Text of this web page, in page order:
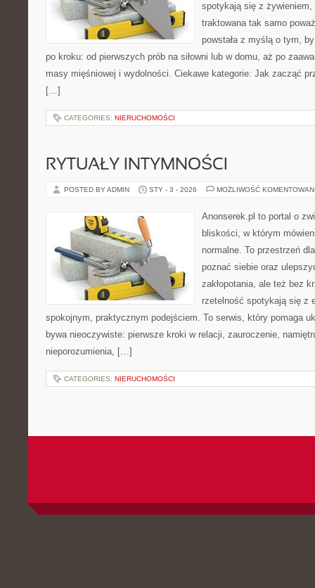
spotykają się z żywieniem,
traktowana tak samo
powstała z myślą o tym,
po kroku: od pierwszych prób na siłowni lub w domu, aż po
masy mięśniowej i wydolności. Ciekawe kategorie: Jak zacząć
[…]
CATEGORIES: NIERUCHOMOŚCI
RYTUAŁY INTYMNOŚCI
POSTED BY ADMIN STY - 3 - 2026 MOŻLIWOŚĆ
Anonserek.pl to portal o
bliskości, w którym
normalne. To przestrzeń
poznać siebie oraz
zakłopotania, ale też bez
rzetelność spotykają się z
spokojnym, praktycznym podejściem. To serwis, który pomaga
bywa nieoczywiste: pierwsze kroki w relacji, zauroczenie,
nieporozumienia, […]
CATEGORIES: NIERUCHOMOŚCI